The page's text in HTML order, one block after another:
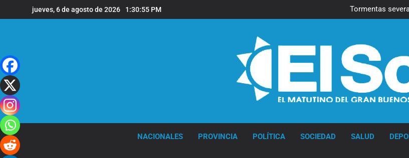
al
jueves, 6 de agosto de 2026 1:30:56 PM
Tormentas
Senado
Senado
NACIONALES PROVINCIA POLÍTICA SOCIEDAD SALUD